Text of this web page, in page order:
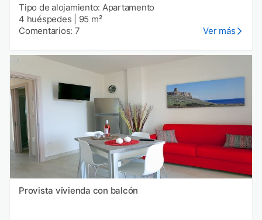
Tipo de alojamiento: Apartamento
4 huéspedes
95 m²
Comentarios: 7
Ver más
Provista vivienda con balcón